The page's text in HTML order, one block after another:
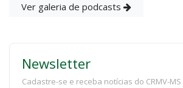
Ver galeria de podcasts
Newsletter
Cadastre-se e receba notícias do CRMV-MS